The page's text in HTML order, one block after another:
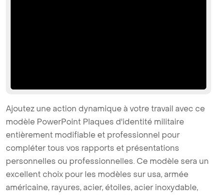
Ajoutez une action dynamique à votre travail avec ce
modèle PowerPoint Plaques d'identité militaire
entièrement modifiable et professionnel pour
compléter tous vos rapports et présentations
personnelles ou professionnelles. Ce modèle sera un
excellent choix pour les modèles sur usa, armée
américaine, rayures, acier, étoiles, acier inoxydable,